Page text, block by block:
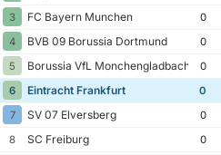
3
FC Bayern Munchen 0
4
BVB 09 Borussia Dortmund 0
5
Borussia VfL Monchengladbach 0
6
Eintracht Frankfurt 0
7
SV 07 Elversberg 0
8
SC Freiburg 0